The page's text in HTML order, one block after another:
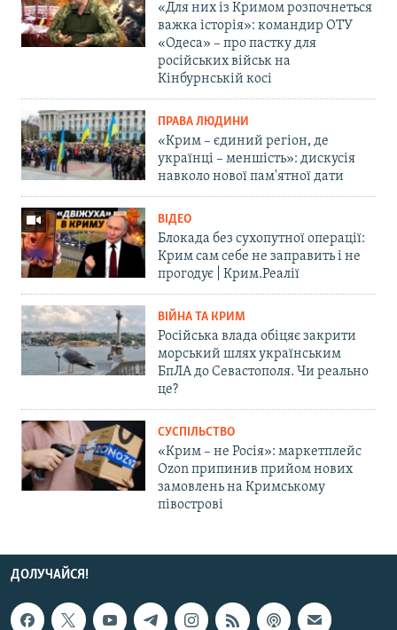
«Для них із Кримом розпочнеться
важка історія»: командир ОТУ
«Одеса» – про пастку для
російських військ на
Кінбурнській косі
ПРАВА ЛЮДИНИ
«Крим – єдиний регіон, де
українці – меншість»: дискусія
навколо нової пам'ятної дати
ВІДЕО
Блокада без сухопутної операції:
Крим сам себе не заправить і не
прогодує | Крим.Реалії
ВІЙНА ТА КРИМ
Російська влада обіцяє закрити
морський шлях українським
БпЛА до Севастополя. Чи реально
це?
СУСПІЛЬСТВО
«Крим – не Росія»: маркетплейс
Ozon припинив прийом нових
замовлень на Кримському
півострові
ДОЛУЧАЙСЯ!